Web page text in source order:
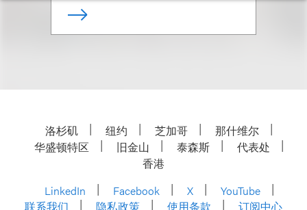
洛杉矶 纽约 芝加哥
那什维尔
华盛顿特区
旧金山 泰森斯
代表处
香港
LinkedIn
Facebook X
YouTube
联系我们
隐私政策 使用条款 订阅中心